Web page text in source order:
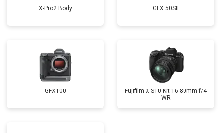
X-Pro2 Body GFX 50SII
GFX100
Fujifilm X-S10 Kit 16-80mm f/4
WR